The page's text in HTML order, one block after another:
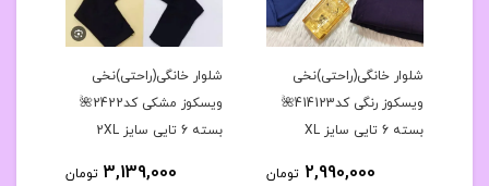
شلوار خانگی(راحتی)نخی
ویسکوز رنگی کد414123🌺
بسته 6 تایی سایز XL
2,990,000 تومان
شلوار خانگی(راحتی)نخی
ویسکوز مشکی کد2422🌺
بسته 6 تایی سایز 2XL
3,139,000 تومان